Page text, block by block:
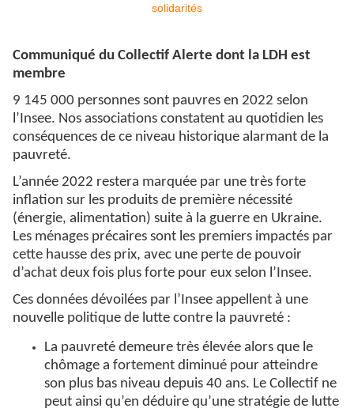
Communiqué du Collectif Alerte dont la LDH est
membre
9 145 000 personnes sont pauvres en 2022 selon
l’Insee. Nos associations constatent au quotidien les
conséquences de ce niveau historique alarmant de la
pauvreté.
L’année 2022 restera marquée par une très forte
inflation sur les produits de première nécessité
(énergie, alimentation) suite à la guerre en Ukraine.
Les ménages précaires sont les premiers impactés par
cette hausse des prix, avec une perte de pouvoir
d’achat deux fois plus forte pour eux selon l’Insee.
Ces données dévoilées par l’Insee appellent à une
nouvelle politique de lutte contre la pauvreté :
La pauvreté demeure très élevée alors que le
chômage a fortement diminué pour atteindre
son plus bas niveau depuis 40 ans. Le Collectif ne
peut ainsi qu’en déduire qu’une stratégie de lutte